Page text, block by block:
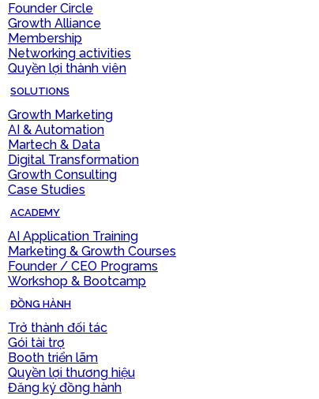
Founder Circle
Growth Alliance
Membership
Networking activities
Quyền lợi thành viên
SOLUTIONS
Growth Marketing
AI & Automation
Martech & Data
Digital Transformation
Growth Consulting
Case Studies
ACADEMY
AI Application Training
Marketing & Growth Courses
Founder / CEO Programs
Workshop & Bootcamp
ĐỒNG HÀNH
Trở thành đối tác
Gói tài trợ
Booth triển lãm
Quyền lợi thương hiệu
Đăng ký đồng hành